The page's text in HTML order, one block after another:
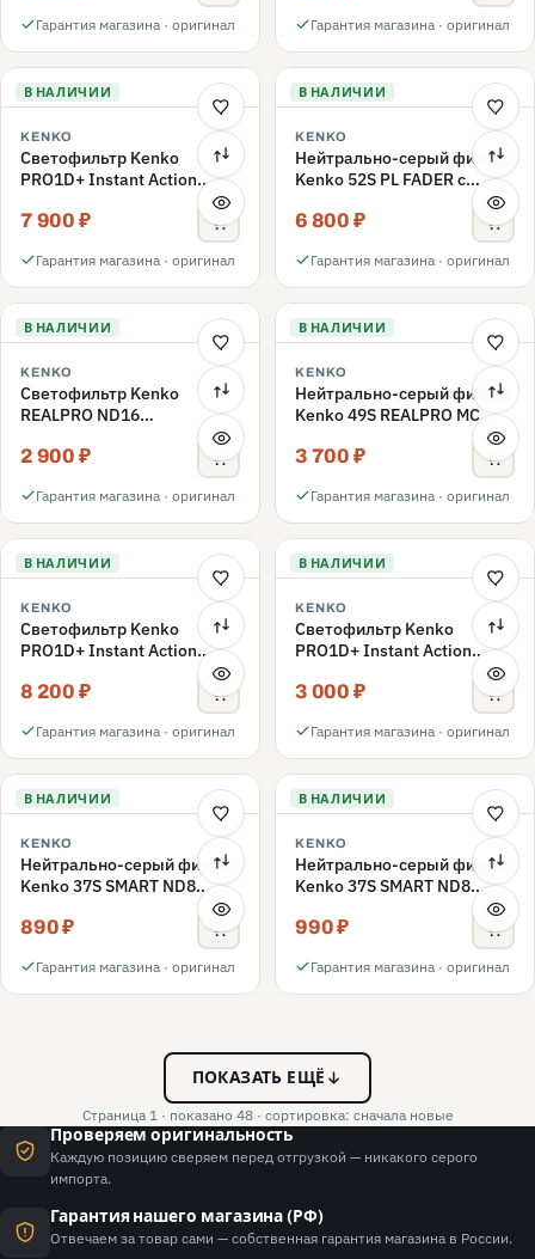
Гарантия магазина · оригинал Гарантия магазина · оригинал
В НАЛИЧИИ
KENKO
Светофильтр Kenko
PRO1D+ Instant Action
Variable NDX3-450+C-PL
переменной плотности
7 900 ₽
Гарантия магазина · оригинал
В НАЛИЧИИ
KENKO
Нейтрально-серый фильтр
Kenko 52S PL FADER с
переменной плотностью
ND3-ND400 52mm
6 800 ₽
Гарантия магазина · оригинал
В НАЛИЧИИ
KENKO
Светофильтр Kenko
REALPRO ND16
нейтрально-серый 49mm
2 900 ₽
Гарантия магазина · оригинал
В НАЛИЧИИ
KENKO
Нейтрально-серый фильтр
Kenko 49S REALPRO MC
3 700 ₽
Гарантия магазина · оригинал
В НАЛИЧИИ
KENKO
Светофильтр Kenko
PRO1D+ Instant Action
Variable NDX3-450+C-PLS
переменной плотности
8 200 ₽
Гарантия магазина · оригинал
В НАЛИЧИИ
KENKO
Светофильтр Kenko
PRO1D+ Instant Action
Variable NDX3-450+C-PL
поляризационный 49mm
3 000 ₽
Гарантия магазина · оригинал
В НАЛИЧИИ
KENKO
Нейтрально-серый фильтр
Kenko 37S SMART ND8
890 ₽
Гарантия магазина · оригинал
В НАЛИЧИИ
KENKO
Нейтрально-серый фильтр
Kenko 37S SMART ND8
990 ₽
Гарантия магазина · оригинал
ПОКАЗАТЬ ЕЩЁ
Страница 1 · показано 48 · сортировка: сначала новые
Проверяем оригинальность
Каждую позицию сверяем перед отгрузкой — никакого серого
импорта.
Гарантия нашего магазина (РФ)
Отвечаем за товар сами — собственная гарантия магазина в России.